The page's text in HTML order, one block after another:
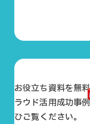
お役立ち資料を無
ラウド活用成功事
ひご覧ください。